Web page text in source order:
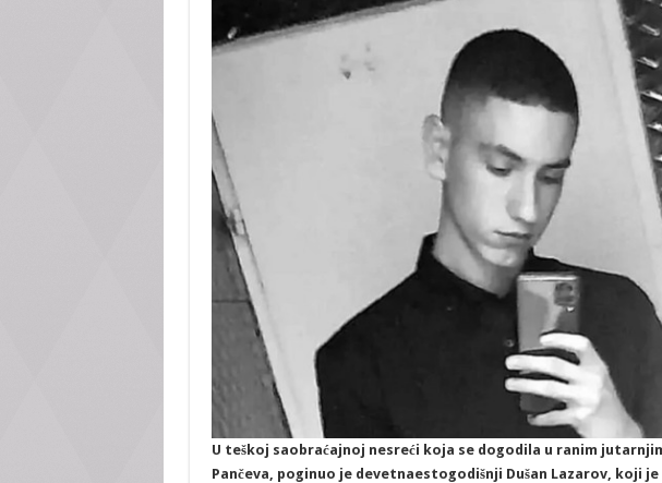
U teškoj saobraćajnoj nesreći koja se dogodila u ranim
Pančeva, poginuo je devetnaestogodišnji Dušan Lazarov, koji